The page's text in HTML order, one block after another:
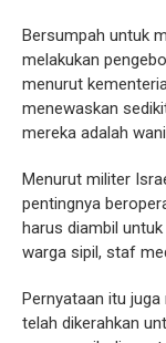
Bersumpah untuk
melakukan
menurut
menewaskan
mereka adalah
Menurut militer
pentingnya
harus diambil
warga sipil, staf
Pernyataan itu
telah dikerahkan